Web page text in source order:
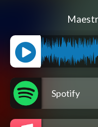
Spotify